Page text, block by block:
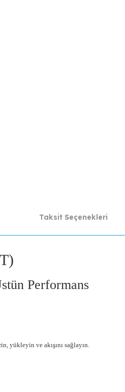
Taksit Seçenekleri
Performans
yükleyin ve akışını sağlayın.